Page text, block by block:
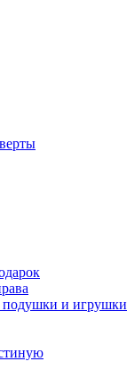
подушки и игрушки